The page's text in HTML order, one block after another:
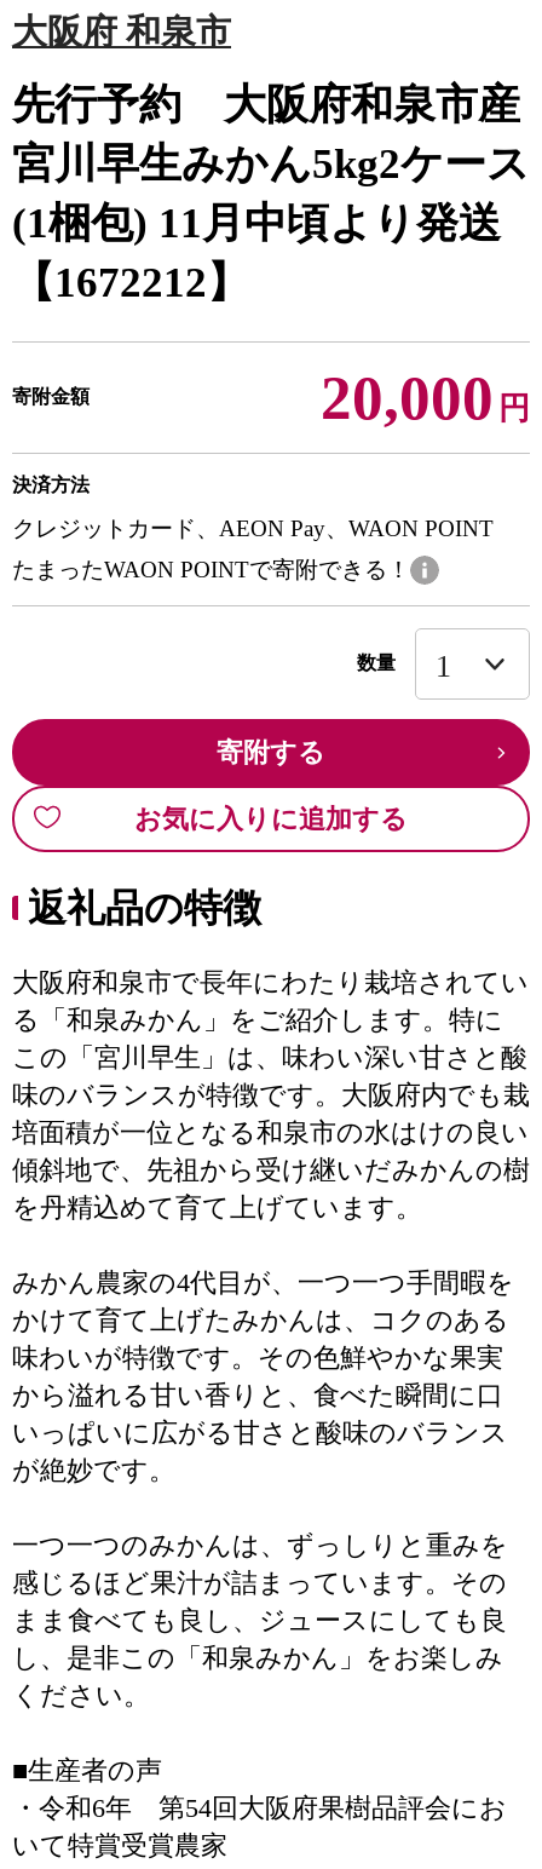
大阪府 和泉市
先行予約 大阪府和泉市産
宮川早生みかん5kg2ケース
(1梱包) 11月中頃より発送
【1672212】
寄附金額 20,000 円
決済方法
クレジットカード、AEON Pay、WAON POINT
たまったWAON POINTで寄附できる！
数量
寄附する
お気に入りに追加する
返礼品の特徴
大阪府和泉市で長年にわたり栽培されてい
る「和泉みかん」をご紹介します。特に
この「宮川早生」は、味わい深い甘さと酸
味のバランスが特徴です。大阪府内でも栽
培面積が一位となる和泉市の水はけの良い
傾斜地で、先祖から受け継いだみかんの樹
を丹精込めて育て上げています。
みかん農家の4代目が、一つ一つ手間暇を
かけて育て上げたみかんは、コクのある
味わいが特徴です。その色鮮やかな果実
から溢れる甘い香りと、食べた瞬間に口
いっぱいに広がる甘さと酸味のバランス
が絶妙です。
一つ一つのみかんは、ずっしりと重みを
感じるほど果汁が詰まっています。その
まま食べても良し、ジュースにしても良
し、是非この「和泉みかん」をお楽しみ
ください。
■生産者の声
・令和6年 第54回大阪府果樹品評会にお
いて特賞受賞農家